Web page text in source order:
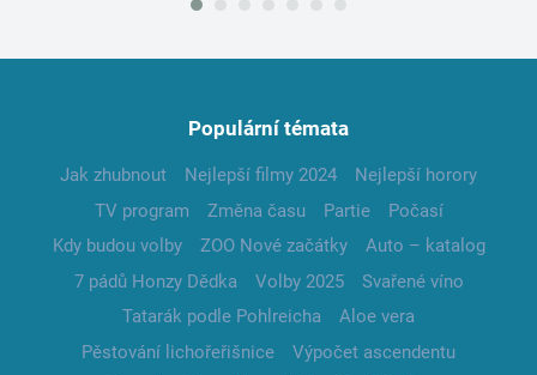
Populární témata
Jak zhubnout Nejlepší filmy 2024
Nejlepší horory
TV program
Změna času Partie
Počasí
Kdy budou volby
ZOO Nové začátky
Auto – katalog
7 pádů Honzy Dědka
Volby 2025
Svařené víno
Tatarák podle Pohlreicha
Aloe vera
Pěstování lichořeřišnice
Výpočet ascendentu